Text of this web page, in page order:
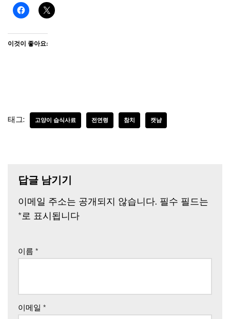
이것이 좋아요:
태그: 고양이 습식사료 전연령 참치 캣냠
답글 남기기
이메일 주소는 공개되지 않습니다. 필수 필드는
*로 표시됩니다
이름 *
이메일 *